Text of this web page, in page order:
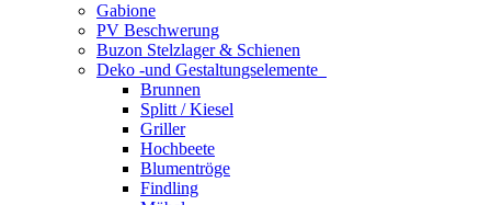
Gabione
PV Beschwerung
Buzon Stelzlager & Schienen
Deko -und Gestaltungselemente
Brunnen
Splitt / Kiesel
Griller
Hochbeete
Blumentröge
Findling